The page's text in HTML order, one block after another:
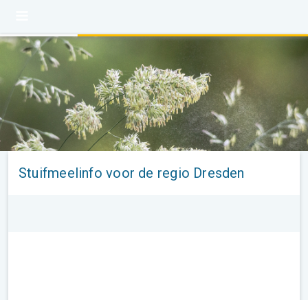
Stuifmeelinfo voor de regio Dresden